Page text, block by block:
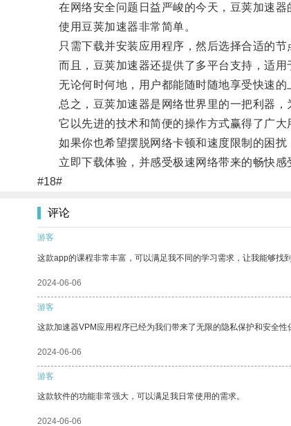
在网络安全问题日益严峻的今天，豆荚加速器
使用豆荚加速器非常简单。
只需下载并安装应用程序，然后选择合适的节
而且，豆荚加速器还提供了多平台支持，适用
无论何时何地，用户都能随时随地享受快速的
总之，豆荚加速器是网络世界里的一把利器，
它以先进的技术和简便的操作方式赢得了广大
如果你也希望摆脱网络卡顿和速度限制的困扰
立即下载体验，并感受极速网络带来的畅快感
#18#
评论
游客
这款app的课程非常丰富，可以满足我不同的学习需求，让我能够找
2024-06-06
游客
这款加速器VPM应用程序已经为我们带来了无限的隐私保护和安全性
2024-06-06
游客
这款软件的功能非常强大，可以满足我日常使用的需求。
2024-06-06